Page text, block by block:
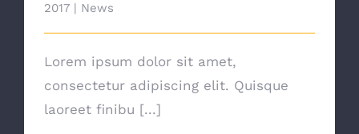
2017 | News
Lorem ipsum dolor sit amet,
consectetur adipiscing elit. Quisque
laoreet finibu [...]